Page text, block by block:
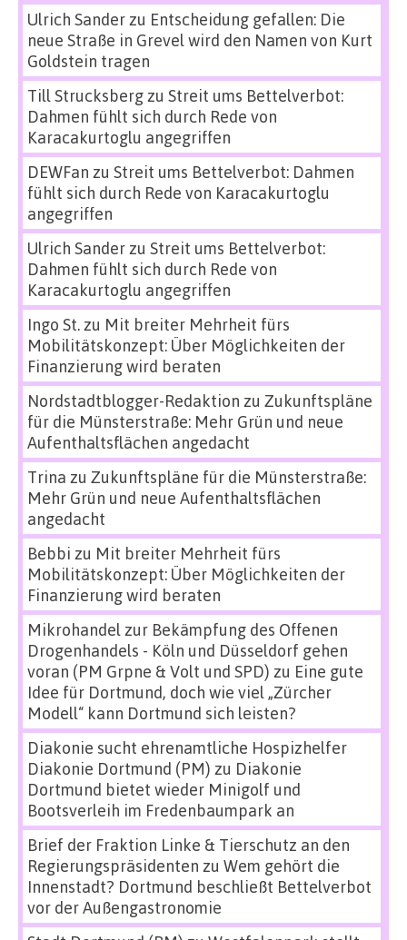
Ulrich Sanderzu Entscheidung gefallen: Die
neue Straße in Grevel wird den Namen von Kurt
Goldstein tragen
Till Strucksbergzu Streit ums Bettelverbot:
Dahmen fühlt sich durch Rede von
Karacakurtoglu angegriffen
DEWFan zu Streit ums Bettelverbot: Dahmen
fühlt sich durch Rede von Karacakurtoglu
angegriffen
Ulrich Sanderzu Streit ums Bettelverbot:
Dahmen fühlt sich durch Rede von
Karacakurtoglu angegriffen
Ingo St.zu Mit breiter Mehrheit fürs
Mobilitätskonzept: Über Möglichkeiten der
Finanzierung wird beraten
Nordstadtblogger-Redaktion zu Zukunftspläne
für die Münsterstraße: Mehr Grün und neue
Aufenthaltsflächen angedacht
Trina zu Zukunftspläne für die Münsterstraße:
Mehr Grün und neue Aufenthaltsflächen
angedacht
Bebbi zu Mit breiter Mehrheit fürs
Mobilitätskonzept: Über Möglichkeiten der
Finanzierung wird beraten
Mikrohandel zur Bekämpfung des Offenen
Drogenhandels - Köln und Düsseldorf gehen
voran (PM Grpne & Volt und SPD) zu Eine gute
Idee für Dortmund, doch wie viel „Zürcher
Modell“ kann Dortmund sich leisten?
Diakonie sucht ehrenamtliche Hospizhelfer
Diakonie Dortmund (PM) zu Diakonie
Dortmund bietet wieder Minigolf und
Bootsverleih im Fredenbaumpark an
Brief der Fraktion Linke & Tierschutz an den
Regierungspräsidenten zu Wem gehört die
Innenstadt? Dortmund beschließt Bettelverbot
vor der Außengastronomie